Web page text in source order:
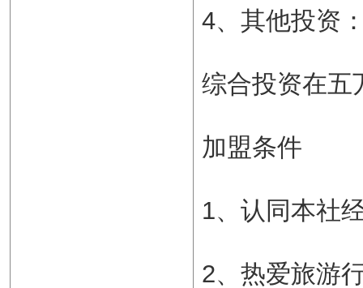
4、其他投资
综合投资在五
加盟条件
1、认同本社
2、热爱旅游